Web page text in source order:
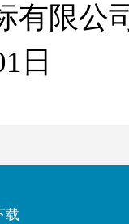
有限公
日
载